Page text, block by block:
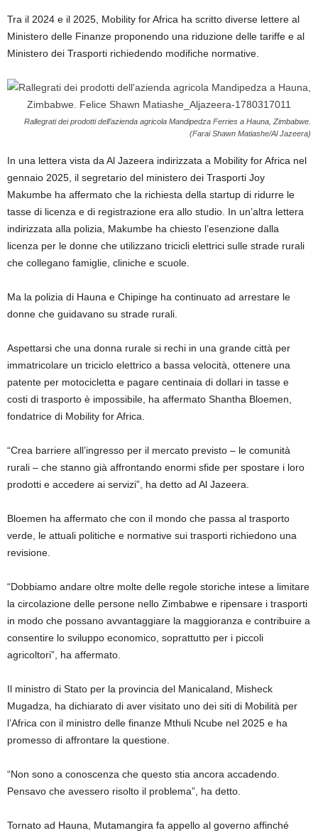
Tra il 2024 e il 2025, Mobility for Africa ha scritto diverse lettere al
Ministero delle Finanze proponendo una riduzione delle tariffe e al
Ministero dei Trasporti richiedendo modifiche normative.
Rallegrati dei prodotti dell’azienda agricola Mandipedza Ferries a Hauna, Zimbabwe.
(Farai Shawn Matiashe/Al Jazeera)
In una lettera vista da Al Jazeera indirizzata a Mobility for Africa nel
gennaio 2025, il segretario del ministero dei Trasporti Joy
Makumbe ha affermato che la richiesta della startup di ridurre le
tasse di licenza e di registrazione era allo studio. In un’altra lettera
indirizzata alla polizia, Makumbe ha chiesto l’esenzione dalla
licenza per le donne che utilizzano tricicli elettrici sulle strade rurali
che collegano famiglie, cliniche e scuole.
Ma la polizia di Hauna e Chipinge ha continuato ad arrestare le
donne che guidavano su strade rurali.
Aspettarsi che una donna rurale si rechi in una grande città per
immatricolare un triciclo elettrico a bassa velocità, ottenere una
patente per motocicletta e pagare centinaia di dollari in tasse e
costi di trasporto è impossibile, ha affermato Shantha Bloemen,
fondatrice di Mobility for Africa.
“Crea barriere all’ingresso per il mercato previsto – le comunità
rurali – che stanno già affrontando enormi sfide per spostare i loro
prodotti e accedere ai servizi”, ha detto ad Al Jazeera.
Bloemen ha affermato che con il mondo che passa al trasporto
verde, le attuali politiche e normative sui trasporti richiedono una
revisione.
“Dobbiamo andare oltre molte delle regole storiche intese a limitare
la circolazione delle persone nello Zimbabwe e ripensare i trasporti
in modo che possano avvantaggiare la maggioranza e contribuire a
consentire lo sviluppo economico, soprattutto per i piccoli
agricoltori”, ha affermato.
Il ministro di Stato per la provincia del Manicaland, Misheck
Mugadza, ha dichiarato di aver visitato uno dei siti di Mobilità per
l’Africa con il ministro delle finanze Mthuli Ncube nel 2025 e ha
promesso di affrontare la questione.
“Non sono a conoscenza che questo stia ancora accadendo.
Pensavo che avessero risolto il problema”, ha detto.
Tornato ad Hauna, Mutamangira fa appello al governo affinché